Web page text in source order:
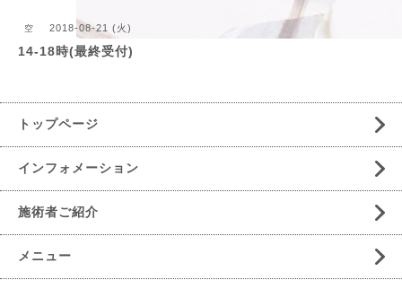
空 2018-08-21 (火)
14-18時(最終受付)
トップページ
インフォメーション
施術者ご紹介
メニュー